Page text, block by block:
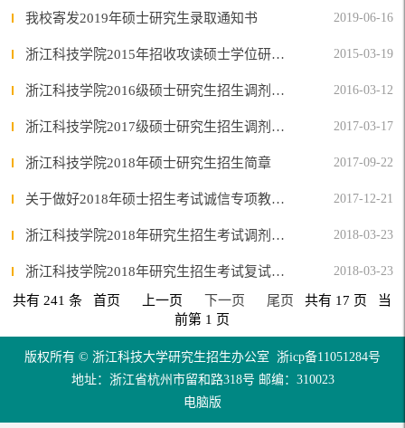
我校寄发2019年硕士研究生录取通知书 2019-06-16
浙江科技学院2015年招收攻读硕士学位研究生复试与录取工作方案 2015-03-19
浙江科技学院2016级硕士研究生招生调剂公告 2016-03-12
浙江科技学院2017级硕士研究生招生调剂公告 2017-03-17
浙江科技学院2018年硕士研究生招生简章 2017-09-22
关于做好2018年硕士招生考试诚信专项教育活动的通知 2017-12-21
浙江科技学院2018年研究生招生考试调剂公告 2018-03-23
浙江科技学院2018年研究生招生考试复试方案 2018-03-23
共有 241 条 首页 上一页 下一页 尾页
共有 17 页 当
前第 1 页
版权所有 © 浙江科技大学研究生招生办公室 浙icp备11051284号
地址：浙江省杭州市留和路318号 邮编：310023
电脑版